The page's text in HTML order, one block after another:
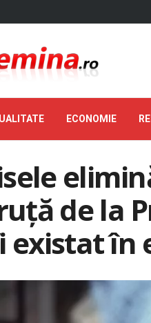
ECONOMIE
de la
existat în